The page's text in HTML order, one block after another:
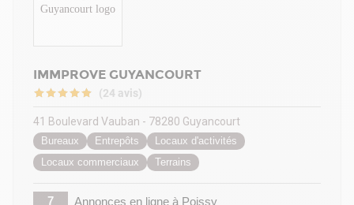
IMMPROVE GUYANCOURT
(24 avis)
41 Boulevard Vauban - 78280 Guyancourt
Bureaux Entrepôts
Locaux d'activités
Locaux commerciaux
Terrains
7 Annonces en ligneà Poissy